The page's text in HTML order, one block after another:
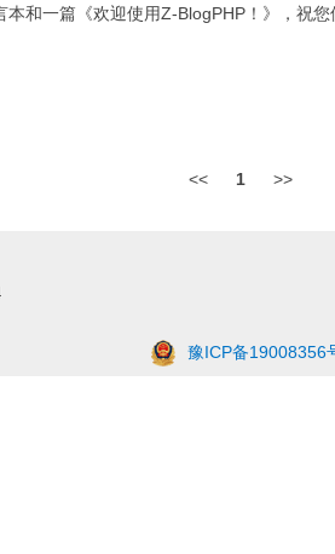
本和一篇《欢迎使用Z-BlogPHP！》，祝
<< 1 >>
豫ICP备19008356